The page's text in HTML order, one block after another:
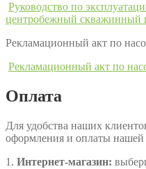
Руководство по
центробежный
Рекламационный акт по
Рекламационный акт по
Оплата
Для удобства наших
оформления и оплаты
1. Интернет-магазин: